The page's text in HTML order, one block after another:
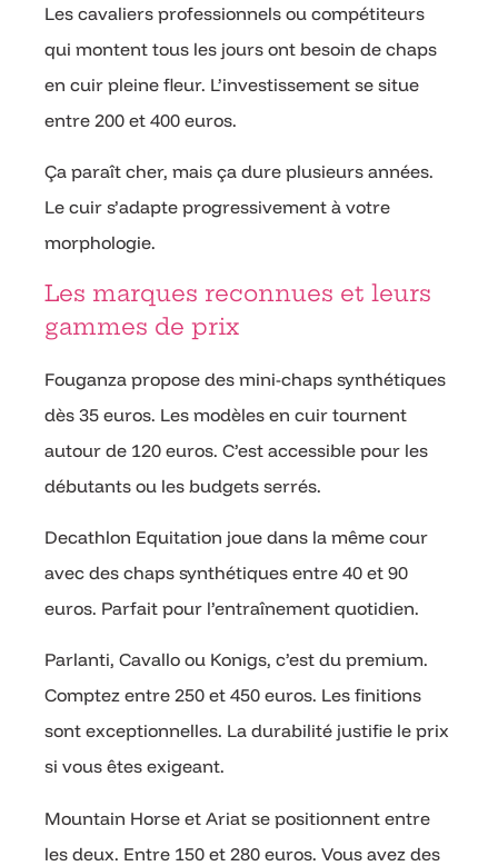
Les cavaliers professionnels ou compétiteurs
qui montent tous les jours ont besoin de chaps
en cuir pleine fleur. L’investissement se situe
entre 200 et 400 euros.
Ça paraît cher, mais ça dure plusieurs années.
Le cuir s’adapte progressivement à votre
morphologie.
Les marques reconnues et leurs
gammes de prix
Fouganza propose des mini-chaps synthétiques
dès 35 euros. Les modèles en cuir tournent
autour de 120 euros. C’est accessible pour les
débutants ou les budgets serrés.
Decathlon Equitation joue dans la même cour
avec des chaps synthétiques entre 40 et 90
euros. Parfait pour l’entraînement quotidien.
Parlanti, Cavallo ou Konigs, c’est du premium.
Comptez entre 250 et 450 euros. Les finitions
sont exceptionnelles. La durabilité justifie le prix
si vous êtes exigeant.
Mountain Horse et Ariat se positionnent entre
les deux. Entre 150 et 280 euros. Vous avez des